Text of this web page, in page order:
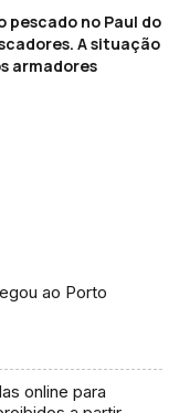
pescado no Paul do
A situação
armadores
ao Porto
online para